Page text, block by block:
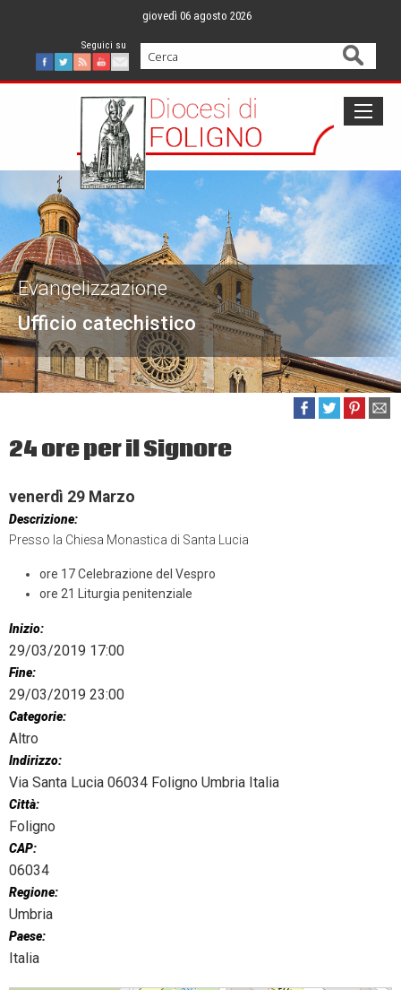
content
giovedì 06 agosto 2026
Facebook
Twitter
FeedYoutube
Mail
Cerca
Ufficio catechistico
Evangelizzazione
24 ore per il Signore
venerdì 29 Marzo
Descrizione:
Presso la Chiesa Monastica di Santa Lucia
ore 17 Celebrazione del Vespro
ore 21 Liturgia penitenziale
Inizio:
29/03/2019 17:00
Fine:
29/03/2019 23:00
Categorie:
Altro
Indirizzo:
Via Santa Lucia 06034 Foligno Umbria Italia
Città:
Foligno
CAP:
06034
Regione:
Umbria
Paese:
Italia